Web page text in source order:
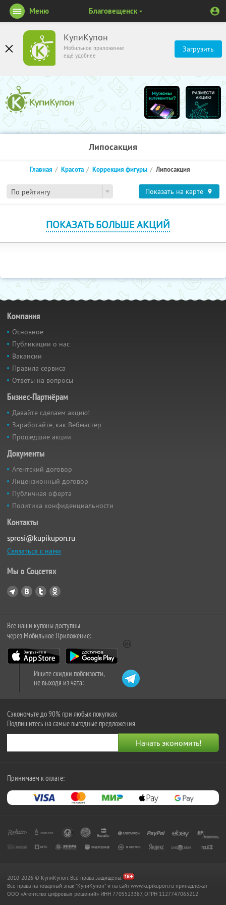
КупиКупон
Мобильное приложение
ещё удобнее
Загрузить
Меню Благовещенск
Липосакция
По рейтингу
Главная Красота Коррекция фигуры Липосакция
Показать на карте
ПОКАЗАТЬ БОЛЬШЕ АКЦИЙ
Компания
Основное
Публикации о нас
Вакансии
Правила сервиса
Ответы на вопросы
Бизнес-Партнёрам
Давайте сделаем акцию!
Заработайте, как Вебмастер
Прошедшие акции
Документы
Агентский договор
Лицензионный договор
Публичная оферта
Политика конфиденциальности
Контакты
sprosi@kupikupon.ru
Связаться с нами
Мы в Соцсетях
Все наши купоны доступны
через Мобильное Приложение:
Ищите скидки поблизости,
не выходя из чата:
Сэкономьте до 90% при любых покупках
Подпишитесь на самые выгодные предложения
Принимаем к оплате:
2010-2026 © КупиКупон. Все права защищены.
Все права на товарный знак "КупиКупон" и на сайт www.kupikupon.ru принадлежат
OOO «Агентство цифровых решений» ИНН 7705523387, ОГРН 1127747063212